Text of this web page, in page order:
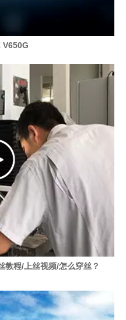
V650G
教程/上丝视频/怎么穿丝？